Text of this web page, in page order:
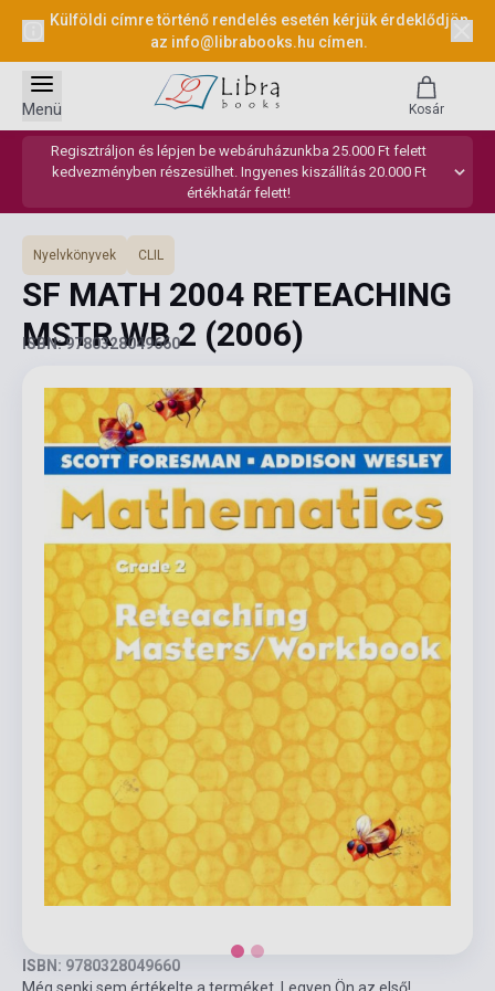
Külföldi címre történő rendelés esetén kérjük érdeklődjön
az info@librabooks.hu címen.
Regisztráljon és lépjen be webáruházunkba 25.000 Ft felett
kedvezményben részesülhet. Ingyenes kiszállítás 20.000 Ft
értékhatár felett!
Menü Kosár
Nyelvkönyvek CLIL
SF MATH 2004 RETEACHING
MSTR WB 2 (2006)
ISBN: 9780328049660
ISBN: 9780328049660
Még senki sem értékelte a terméket. Legyen Ön az első!